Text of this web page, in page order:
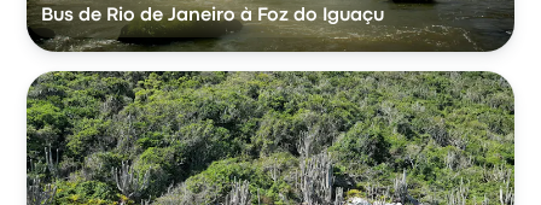
Bus de Rio de Janeiro à Foz do Iguaçu